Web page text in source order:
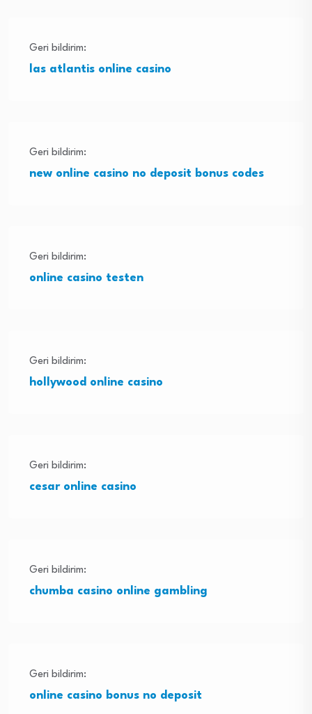
Geri bildirim:
las atlantis online casino
Geri bildirim:
new online casino no deposit bonus codes
Geri bildirim:
online casino testen
Geri bildirim:
hollywood online casino
Geri bildirim:
cesar online casino
Geri bildirim:
chumba casino online gambling
Geri bildirim:
online casino bonus no deposit